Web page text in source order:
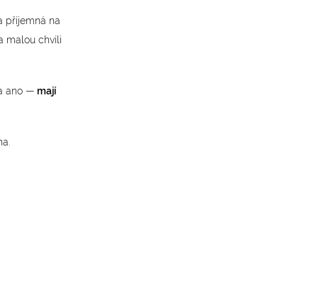
příjemná na
malou chvíli
ano — mají